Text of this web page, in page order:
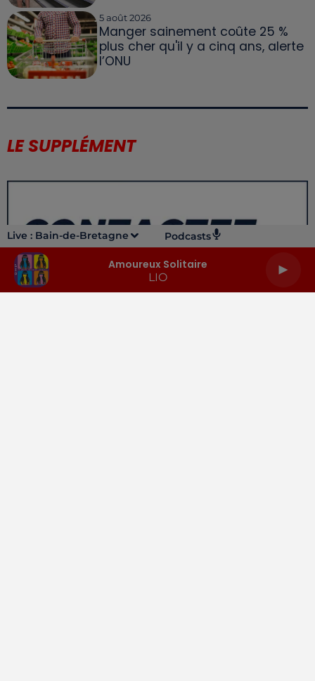
Live : Bain-de-Bretagne Podcasts
Amoureux Solitaire
LIO
5 août 2026
Manger sainement coûte 25 %
plus cher qu'il y a cinq ans, alerte
l’ONU
LE SUPPLÉMENT